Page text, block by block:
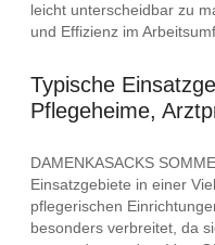
leicht unterscheidbar zu
und Effizienz im
Typische
Pflegeheime,
DAMENKASACKS
Einsatzgebiete in einer
pflegerischen
besonders verbreitet, da